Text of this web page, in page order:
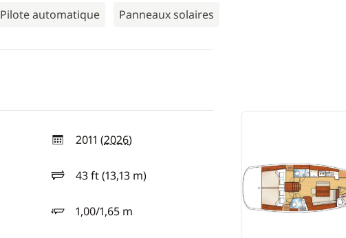
Pilote automatique Panneaux solaires
2011 (2026)
année
43 ft (13,13 m)
longueur
1,00/1,65 m
tirant d'eau